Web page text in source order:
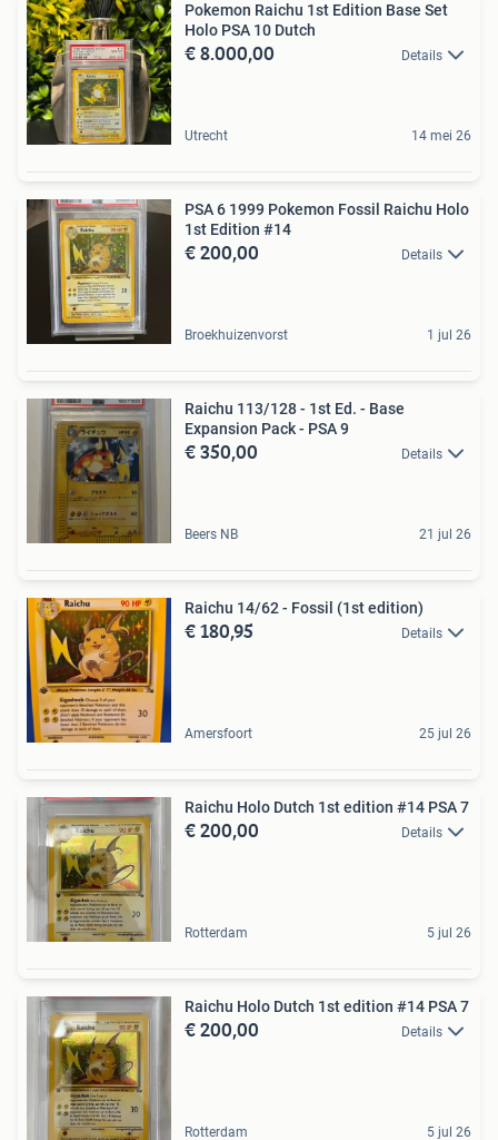
Pokemon Raichu 1st Edition Base Set
Holo PSA 10 Dutch
€ 8.000,00 Details
Utrecht 14 mei 26
PSA 6 1999 Pokemon Fossil Raichu Holo
1st Edition #14
€ 200,00 Details
Broekhuizenvorst 1 jul 26
Raichu 113/128 - 1st Ed. - Base
Expansion Pack - PSA 9
€ 350,00 Details
Beers NB 21 jul 26
Raichu 14/62 - Fossil (1st edition)
€ 180,95 Details
Amersfoort 25 jul 26
Raichu Holo Dutch 1st edition #14 PSA 7
€ 200,00 Details
Rotterdam 5 jul 26
Raichu Holo Dutch 1st edition #14 PSA 7
€ 200,00 Details
Rotterdam 5 jul 26